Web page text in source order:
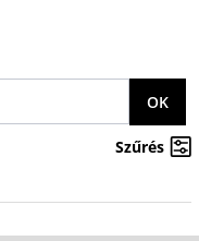
OK
Szűrés